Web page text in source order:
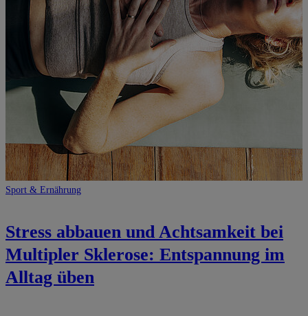
Sport & Ernährung
Stress abbauen und Achtsamkeit bei
Multipler Sklerose: Entspannung im
Alltag üben